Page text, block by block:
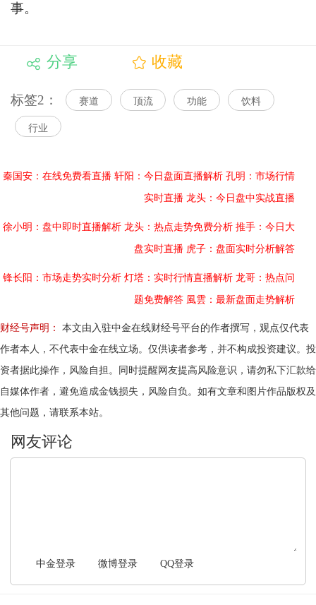
事。
分享 收藏
标签2： 赛道 顶流 功能 饮料
行业
秦国安：在线免费看直播 轩阳：今日盘面直播解析 孔明：市场行情
实时直播 龙头：今日盘中实战直播
徐小明：盘中即时直播解析 龙头：热点走势免费分析 推手：今日大
盘实时直播 虎子：盘面实时分析解答
锋长阳：市场走势实时分析 灯塔：实时行情直播解析 龙哥：热点问
题免费解答 風雲：最新盘面走势解析
财经号声明：
本文由入驻中金在线财经号平台的作者撰写，观点仅代表
作者本人，不代表中金在线立场。仅供读者参考，并不构成投资建议。投
资者据此操作，风险自担。同时提醒网友提高风险意识，请勿私下汇款给
自媒体作者，避免造成金钱损失，风险自负。如有文章和图片作品版权及
其他问题，请联系本站。
中金登录 微博登录 QQ登录